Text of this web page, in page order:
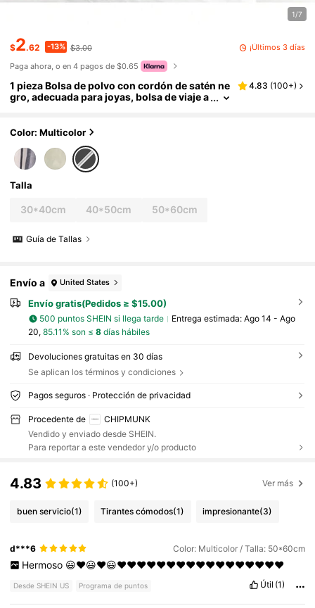
1/7
$2.62 -13% $3.00
¡Últimos 3 días
Paga ahora, o en 4 pagos de $0.65
1 pieza Bolsa de polvo con cordón de satén ne
gro, adecuada para joyas, bolsa de viaje a
sa de polvo para bolsos de gran capacidad, b
nte, accesorios de viaje, organización de alma
cenamiento
4.83 (100+)
Color: Multicolor
Talla
30*40cm 40*50cm 50*60cm
Guía de Tallas
Envío a United States
Envío gratis(Pedidos ≥ $15.00)
500 puntos SHEIN si llega tarde Entrega estimada: Ago 14 - Ago
20, 85.11% son ≤ 8días hábiles
Devoluciones gratuitas en 30 días
Se aplican los términos y condiciones
Pagos seguros · Protección de privacidad
Procedente de
CHIPMUNK
Vendido y enviado desde SHEIN.
Para reportar a este vendedor y/o producto
4.83 (100+) Ver más
buen servicio(1) Tirantes cómodos(1) impresionante(3)
d***6 Color: Multicolor / Talla: 50*60cm
Hermoso 😃♥️😃♥️😃♥️♥️♥️♥️♥️♥️♥️♥️♥️♥️♥️♥️♥️♥️♥️♥️♥️
Desde SHEIN US Programa de puntos Útil (1)